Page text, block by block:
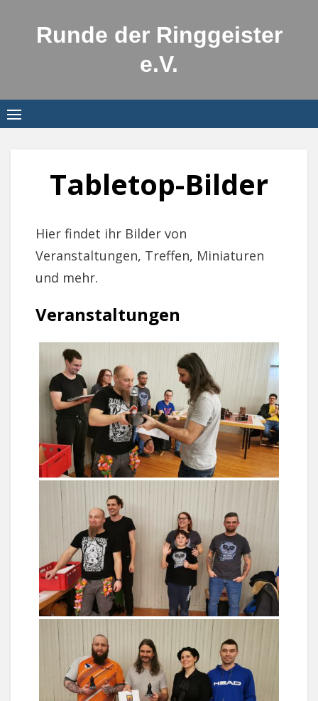
Runde der Ringgeister
e.V.
Tabletop-Bilder
Hier findet ihr Bilder von
Veranstaltungen, Treffen, Miniaturen
und mehr.
Veranstaltungen